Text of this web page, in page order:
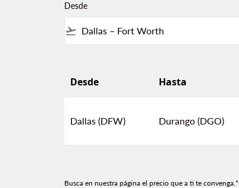
Desde
flight_takeoff
Desde Hasta
Dallas (DFW) Durango (DGO)
Busca en nuestra página el precio que a ti te convenga.*